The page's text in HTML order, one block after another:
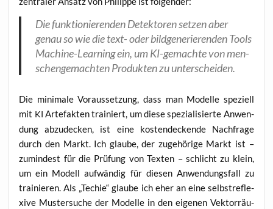
Die funk­tio­nie­ren­den Detek­to­ren set­zen aber
genau so wie die text- oder bild­ge­ne­rie­ren­den Tools
Machi­ne-Lear­ning ein, um KI-gemach­te von men­
schen­ge­mach­ten Pro­duk­ten zu unterscheiden.
Die mini­ma­le Vor­aus­set­zung, dass man Model­le spe­zi­ell
mit KI Arte­fak­ten trai­niert, um die­se spe­zia­li­sier­te Anwen­
dung abzu­de­cken, ist eine kos­ten­de­cken­de Nach­fra­ge
durch den Markt. Ich glau­be, der zuge­hö­ri­ge Markt ist –
zumin­dest für die Prü­fung von Tex­ten – schlicht zu klein,
um ein Modell auf­wän­dig für die­sen Anwen­dungs­fall zu
trai­nie­ren. Als „Techie“ glau­be ich eher an eine selbst­re­fle­
xi­ve Mus­ter­su­che der Model­le in den eige­nen Vek­tor­räu­